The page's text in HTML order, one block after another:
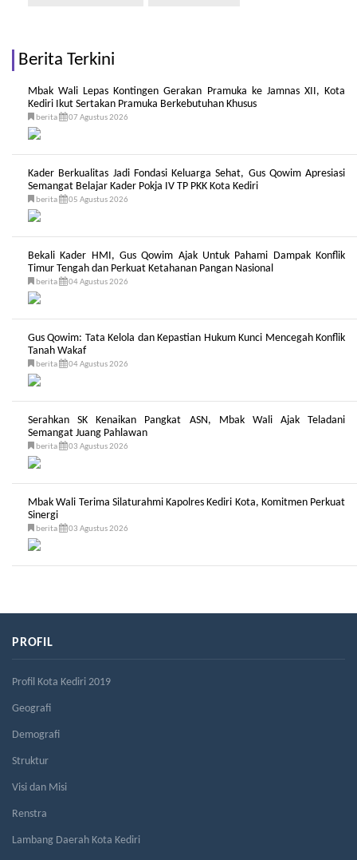
Berita Terkini
Mbak Wali Lepas Kontingen Gerakan Pramuka ke Jamnas XII, Kota
Kediri Ikut Sertakan Pramuka Berkebutuhan Khusus
berita 07 Agustus 2026
Kader Berkualitas Jadi Fondasi Keluarga Sehat, Gus Qowim Apresiasi
Semangat Belajar Kader Pokja IV TP PKK Kota Kediri
berita 05 Agustus 2026
Bekali Kader HMI, Gus Qowim Ajak Untuk Pahami Dampak Konflik
Timur Tengah dan Perkuat Ketahanan Pangan Nasional
berita 04 Agustus 2026
Gus Qowim: Tata Kelola dan Kepastian Hukum Kunci Mencegah Konflik
Tanah Wakaf
berita 04 Agustus 2026
Serahkan SK Kenaikan Pangkat ASN, Mbak Wali Ajak Teladani
Semangat Juang Pahlawan
berita 03 Agustus 2026
Mbak Wali Terima Silaturahmi Kapolres Kediri Kota, Komitmen Perkuat
Sinergi
berita 03 Agustus 2026
PROFIL
Profil Kota Kediri 2019
Geografi
Demografi
Struktur
Visi dan Misi
Renstra
Lambang Daerah Kota Kediri